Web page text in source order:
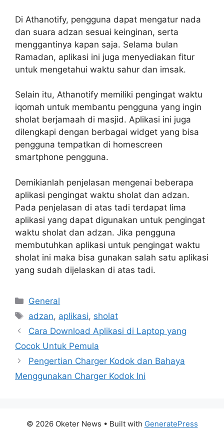
Di Athanotify, pengguna dapat mengatur nada
dan suara adzan sesuai keinginan, serta
menggantinya kapan saja. Selama bulan
Ramadan, aplikasi ini juga menyediakan fitur
untuk mengetahui waktu sahur dan imsak.
Selain itu, Athanotify memiliki pengingat waktu
iqomah untuk membantu pengguna yang ingin
sholat berjamaah di masjid. Aplikasi ini juga
dilengkapi dengan berbagai widget yang bisa
pengguna tempatkan di homescreen
smartphone pengguna.
Demikianlah penjelasan mengenai beberapa
aplikasi pengingat waktu sholat dan adzan.
Pada penjelasan di atas tadi terdapat lima
aplikasi yang dapat digunakan untuk pengingat
waktu sholat dan adzan. Jika pengguna
membutuhkan aplikasi untuk pengingat waktu
sholat ini maka bisa gunakan salah satu aplikasi
yang sudah dijelaskan di atas tadi.
Categories
General
Tags
adzan, aplikasi, sholat
Cara Download Aplikasi di Laptop yang
Cocok Untuk Pemula
Pengertian Charger Kodok dan Bahaya
Menggunakan Charger Kodok Ini
© 2026 Oketer News • Built with GeneratePress